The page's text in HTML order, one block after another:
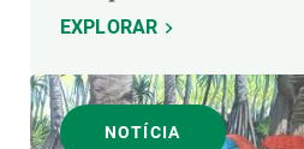
EXPLORAR
NOTÍCIA